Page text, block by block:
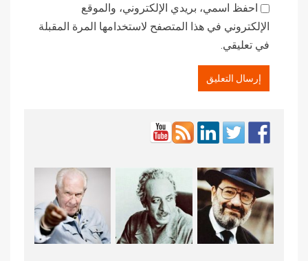
احفظ اسمي، بريدي الإلكتروني، والموقع
الإلكتروني في هذا المتصفح لاستخدامها المرة المقبلة
في تعليقي.